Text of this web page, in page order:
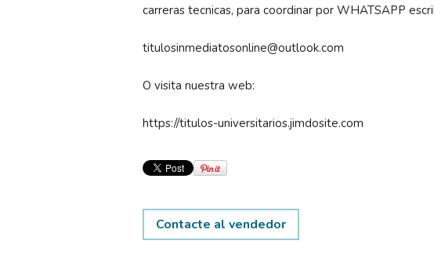
carreras tecnicas, para coordinar por WHATSAPP
titulosinmediatosonline@outlook.com
O visita nuestra web:
https://titulos-universitarios.jimdosite.com
Contacte al vendedor